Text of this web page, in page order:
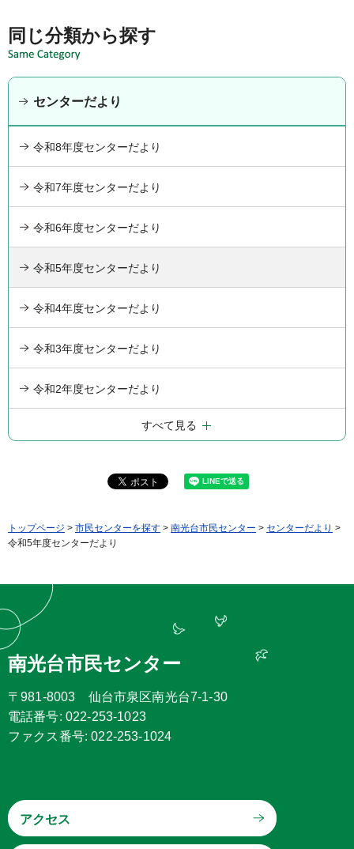
同じ分類から探す
センターだより
令和8年度センターだより
令和7年度センターだより
令和6年度センターだより
令和5年度センターだより
令和4年度センターだより
令和3年度センターだより
令和2年度センターだより
すべて見る
トップページ > 市民センターを探す > 南光台市民センター > センターだより >
令和5年度センターだより
南光台市民センター
〒981-8003 仙台市泉区南光台7-1-30
電話番号: 022-253-1023
ファクス番号: 022-253-1024
アクセス